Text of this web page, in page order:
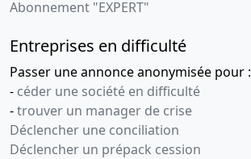
Abonnement "EXPERT"
Entreprises en difficulté
Passer une annonce anonymisée pour :
- céder une société en difficulté
-trouver un manager de crise
Déclencher une conciliation
Déclencher un prépack cession